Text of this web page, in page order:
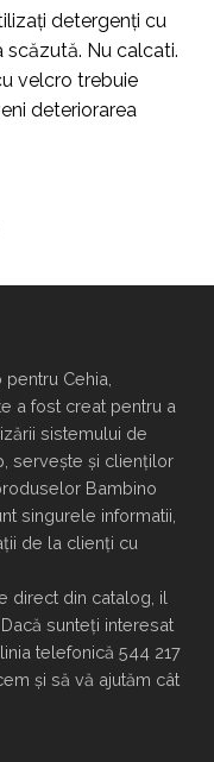
detergenți cu
scăzută. Nu calcati.
velcro trebuie
deteriorarea
Cehia,
a fost creat pentru a
sistemului de
servește și clienților
Bambino
singurele informatii,
de la clienți cu
direct din catalog, il
sunteți interesat
telefonică 544 217
și să vă ajutăm cât